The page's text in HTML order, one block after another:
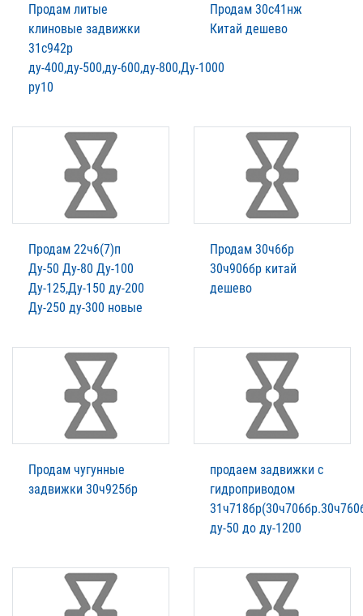
Продам литые
клиновые задвижки
31с942р
ду-400,ду-500,ду-600,ду-800,Ду-1000
ру10
Продам 30с41нж
Китай дешево
Продам 22ч6(7)п
Ду-50 Ду-80 Ду-100
Ду-125,Ду-150 ду-200
Ду-250 ду-300 новые
Продам 30ч6бр
30ч906бр китай
дешево
Продам чугунные
задвижки 30ч925бр
продаем задвижки с
гидроприводом
ду-50 до ду-1200